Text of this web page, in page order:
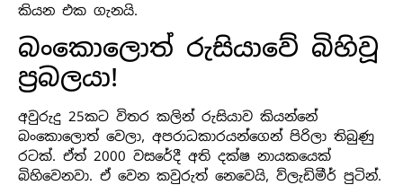
කියන එක ගැනයි.
බංකොලොත් රුසියාවේ බිහිවූ
ප්‍රබලයා!
අවුරුදු 25කට විතර කලින් රුසියාව කියන්නේ
බංකොලොත් වෙලා, අපරාධකාරයන්ගෙන් පිරිලා තිබුණු
රටක්. ඒත් 2000 වසරේදී අති දක්ෂ නායකයෙක්
බිහිවෙනවා. ඒ වෙන කවුරුත් නෙවෙයි, ව්ලැඩිමීර් පුටින්.